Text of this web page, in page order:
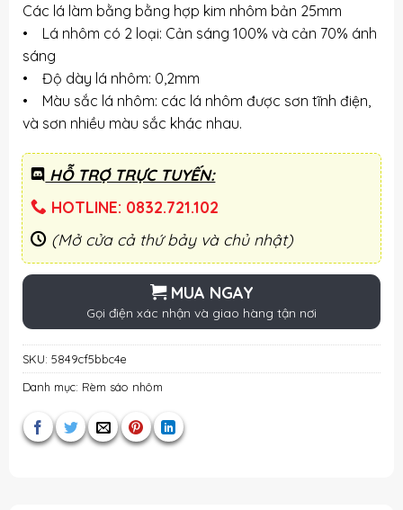
Các lá làm bằng bằng hợp kim nhôm bản 25mm
• Lá nhôm có 2 loại: Cản sáng 100% và cản 70% ánh
sáng
• Độ dày lá nhôm: 0,2mm
• Màu sắc lá nhôm: các lá nhôm được sơn tĩnh điện,
và sơn nhiều màu sắc khác nhau.
HỖ TRỢ TRỰC TUYẾN:
HOTLINE: 0832.721.102
(Mở cửa cả thứ bảy và chủ nhật)
MUA NGAY
Gọi điện xác nhận và giao hàng tận nơi
SKU: 5849cf5bbc4e
Danh mục: Rèm sáo nhôm